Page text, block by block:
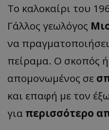
Το καλοκαίρι του
Γάλλος γεωλόγος
να
πείραμα. Ο σκοπός
απομονωμένος σε
και επαφή με τον
για περισσότερο